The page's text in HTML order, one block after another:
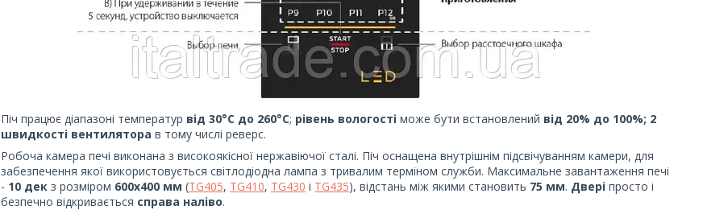
Піч працює діапазоні температур від 30°С до 260°С; рівень вологості може бути встановлений від 20% до 100%; 2
швидкості вентилятора в тому числі реверс.
Робоча камера печі виконана з високоякісної нержавіючої сталі. Піч оснащена внутрішнім підсвічуванням камери, для
забезпечення якої використовується світлодіодна лампа з тривалим терміном служби. Максимальне завантаження печі
- 10 дек з розміром 600х400 мм (TG405, TG410, TG430 і TG435), відстань між якими становить 75 мм. Двері просто і
безпечно відкривається справа наліво.